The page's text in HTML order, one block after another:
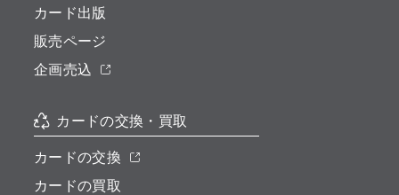
カード出版
販売ページ
企画売込
カードの交換・買取
カードの交換
カードの買取